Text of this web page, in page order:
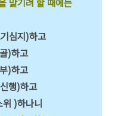
맡기려 할 때에는
심지)하고
)하고
)하고
행)하고
)하나니